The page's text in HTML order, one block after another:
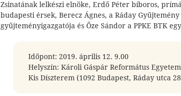
Zsinatának lelkészi elnöke, Erdő Péter bíboros,
budapesti érsek, Berecz Ágnes, a Ráday Gyűjtemény
gyűjteményigazgatója és Őze Sándor a PPKE BTK
Időpont: 2019. április 12. 9.00
Helyszín: Károli Gáspár Református
Kis Díszterem (1092 Budapest, Ráday utca